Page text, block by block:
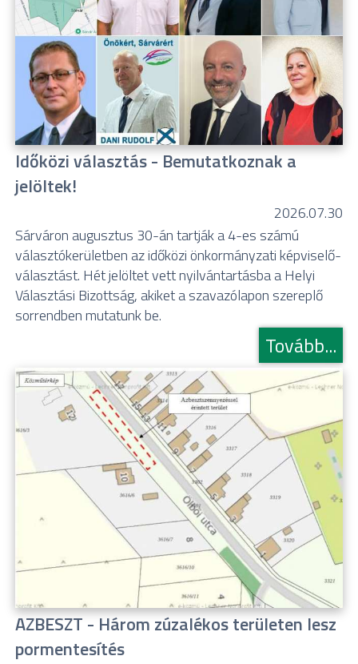
Időközi választás - Bemutatkoznak a
jelöltek!
2026.07.30
Sárváron augusztus 30-án tartják a 4-es számú
választókerületben az időközi önkormányzati képviselő-
választást. Hét jelöltet vett nyilvántartásba a Helyi
Választási Bizottság, akiket a szavazólapon szereplő
sorrendben mutatunk be.
Tovább...
AZBESZT - Három zúzalékos területen lesz
pormentesítés